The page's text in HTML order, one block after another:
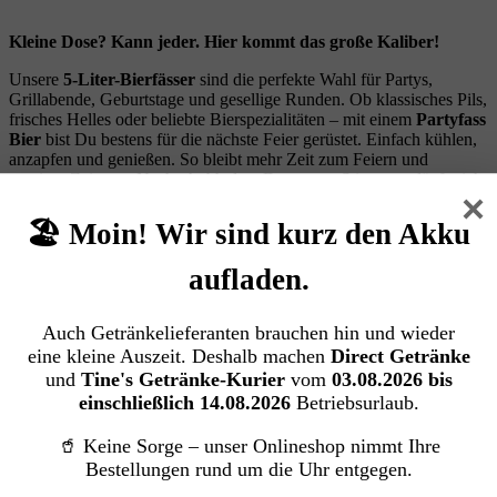
Kleine Dose? Kann jeder. Hier kommt das große Kaliber!
Unsere 5-Liter-Bierfässer sind die perfekte Wahl für Partys,
Grillabende, Geburtstage und gesellige Runden. Ob klassisches Pils,
frisches Helles oder beliebte Bierspezialitäten – mit einem Partyfass
Bier bist Du bestens für die nächste Feier gerüstet. Einfach kühlen,
anzapfen und genießen. So bleibt mehr Zeit zum Feiern und
weniger Zeit zum Nachschubholen. Denn gute Stimmung läuft nicht
Bitburger Premium Pils Partydose (2/5
Ltr. EINWEG)
Bitburger Premium Pils Partydose – Der saarländische Frische‑Fön
Das Bitburger Premium Pils in der 5‑Liter‑Partydose ist der
×
🏖️ Moin! Wir sind kurz den Akku
aufladen.
Auch Getränkelieferanten brauchen hin und wieder
eine kleine Auszeit. Deshalb machen Direct Getränke
und Tine's Getränke-Kuriervom 03.08.2026 bis
einschließlich 14.08.2026Betriebsurlaub.
🥤 Keine Sorge – unser Onlineshop nimmt Ihre
Bestellungen rund um die Uhr entgegen.